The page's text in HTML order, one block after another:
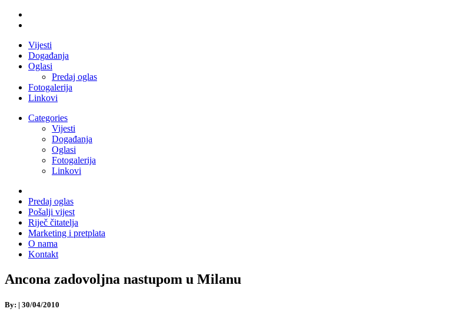
Vijesti
Događanja
Oglasi
Predaj oglas
Fotogalerija
Linkovi
Categories
Vijesti
Događanja
Oglasi
Fotogalerija
Linkovi
Predaj oglas
Pošalji vijest
Riječ čitatelja
Marketing i pretplata
O nama
Kontakt
Ancona zadovoljna nastupom u Milanu
By: | 30/04/2010